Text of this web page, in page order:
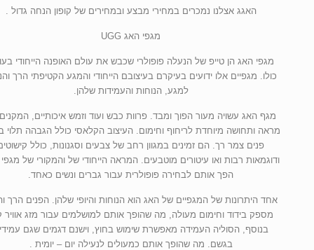
האגג אצלנו נמכרים במחירי מבצע ובמחירים של קופון הנחה גדול .
מגפי האג UGG
מגפי האג הן טייפ של הנעלה פופולרי שכבש את עולם האופנה הייחודי
כולו. מגפיים אלו ידועים בעיקרם בעיצובם הייחודי והמגע הקטיפתי הרך
למגע, הנוחות והעמידות שלהן.
מגף האג עשויה מעור הפוך ומבד. פרוות כבש ועוד וזמש איכותיים,
מראה ותחושה מיוחדת לריחוף וחימום. העיצוב הקלאסי כולל הגבהה תלוי
פנים צמר רך. הם זמינים במגוון רחב של צבעים וסגנונות, כולל
הפך אותם לבחירה פופולרית עבור גברים ונשים כאחד.
אחד היתרונות של המגפיים של האג הוא הנוחות והיופי שלהן. הפנים הרך
מספק בידוד וחימום מעולה, מה שהופך אותם למושלמים עבור מזג אוויר
בנוסף, הסוליה העמידה מאפשרת שימוש בחוץ, וישנם דגמים שגם
בגשם. מה שהופך אותם כמעולים לנעילה יום – יומית .